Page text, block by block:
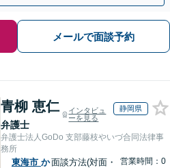
メールで面談予約
青柳 恵仁
弁護士
インタビュ
ーを見る
静岡県
弁護士法人GoDo 支部藤枝やいづ合同法律事
務所
東海市 か面談方法(対面・
営業時間：0